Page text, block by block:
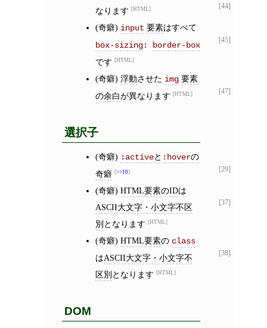
[44]
なります
HTML
[45]
(奇癖) input 要素はすべて
box-sizing:
border-box
です
HTML
[47]
(奇癖) 浮動させた img 要素
の余白が異なります HTML
選択子
[29]
(奇癖) :activeと :hoverの
奇癖
>>10
[37]
(奇癖) HTML要素のIDは
ASCII大文字・小文字不区
別 となります HTML
[38]
(奇癖) HTML要素の class
はASCII大文字・小文字不
区別 となります HTML
DOM